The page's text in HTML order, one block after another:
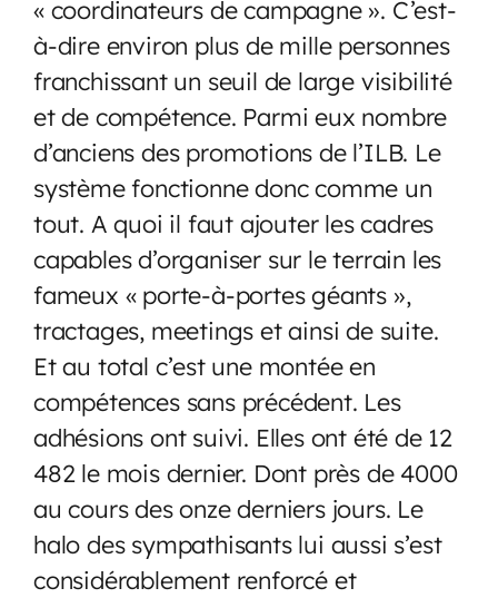
« coordinateurs de campagne ». C’est-
à-dire environ plus de mille personnes
franchissant un seuil de large visibilité
et de compétence. Parmi eux nombre
d’anciens des promotions de l’ILB. Le
système fonctionne donc comme un
tout. A quoi il faut ajouter les cadres
capables d’organiser sur le terrain les
fameux « porte-à-portes géants »,
tractages, meetings et ainsi de suite.
Et au total c’est une montée en
compétences sans précédent. Les
adhésions ont suivi. Elles ont été de 12
482 le mois dernier. Dont près de 4000
au cours des onze derniers jours. Le
halo des sympathisants lui aussi s’est
considérablement renforcé et